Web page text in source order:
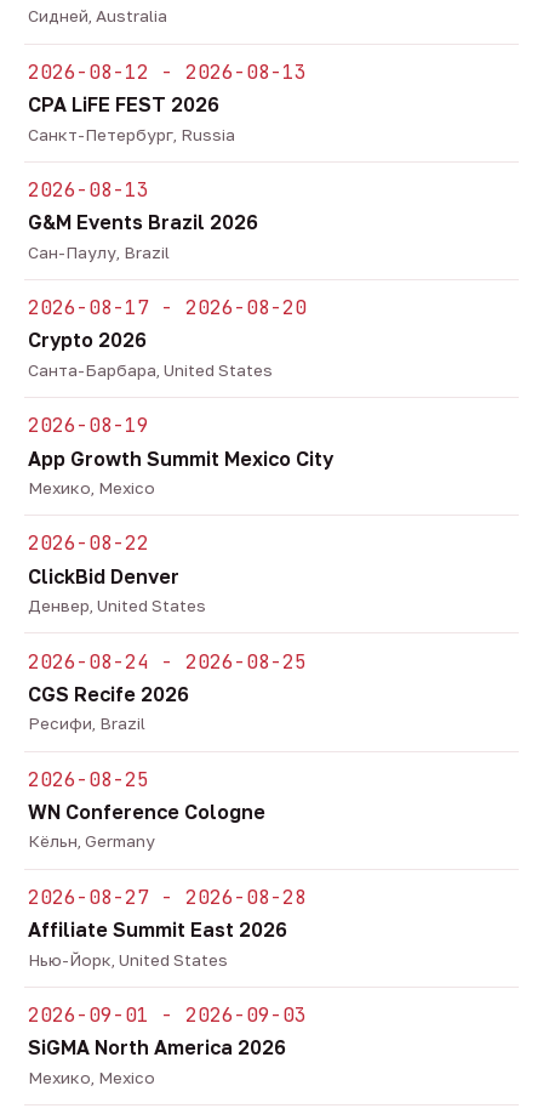
Сидней, Australia
2026-08-12 - 2026-08-13
CPA LiFE FEST 2026
Санкт-Петербург, Russia
2026-08-13
G&M Events Brazil 2026
Сан-Паулу, Brazil
2026-08-17 - 2026-08-20
Crypto 2026
Санта-Барбара, United States
2026-08-19
App Growth Summit Mexico City
Мехико, Mexico
2026-08-22
ClickBid Denver
Денвер, United States
2026-08-24 - 2026-08-25
CGS Recife 2026
Ресифи, Brazil
2026-08-25
WN Conference Cologne
Кёльн, Germany
2026-08-27 - 2026-08-28
Affiliate Summit East 2026
Нью-Йорк, United States
2026-09-01 - 2026-09-03
SiGMA North America 2026
Мехико, Mexico